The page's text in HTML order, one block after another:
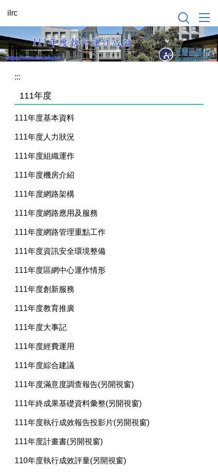
要
內
ilrc
:::
111年度
111年度基本資料
111年度人力狀況
111年度組織運作
111年度機房介紹
111年度網路架構
111年度網路應用及服務
111年度網路管理重點工作
111年度資訊安全環境整備
111年度區網中心運作情形
111年度創新服務
111年度教育推廣
111年度大事記
111年度經費運用
111年度綜合建議
111年度滿意度調查報告(另開視窗)
111年終成果基礎資料彙整(另開視窗)
111年度執行成效報告投影片(另開視窗)
111年度計畫書(另開視窗)
110年度執行成效評量(另開視窗)